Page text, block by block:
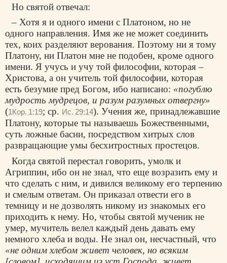
Но святой отвечал:
– Хотя я и одного имени с Платоном, но не
одного направления. Имя же не может соединить
тех, коих разделяют верования. Поэтому ни я тому
Платону, ни Платон мне не подобен, кроме одного
имени. Я учусь и учу той философии, которая –
Христова, а он учитель той философии, которая
есть безумие пред Богом, ибо написано: «погублю
мудрость мудрецов, и разум разумных отвергну»
(1Кор. 1:19; ср. Ис. 29:14). Учения же, принадлежавшие
Платону, которые ты называешь Божественными,
суть ложные басни, посредством хитрых слов
развращающие умы бесхитростных простецов.
Когда святой перестал говорить, умолк и
Агриппин, ибо он не знал, что еще возразить ему и
что сделать с ним, и дивился великому его терпению
и смелым ответам. Он приказал отвести его в
темницу и не дозволять никому из знакомых его
приходить к нему. Но, чтобы святой мученик не
умер, мучитель велел каждый день давать ему
немного хлеба и воды. Не знал он, несчастный, что
«не одним хлебом живет человек, но всяким